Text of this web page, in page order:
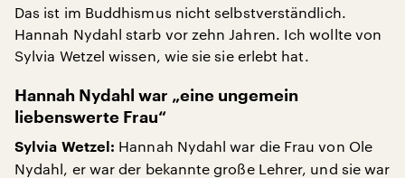
Das ist im Buddhismus nicht selbstverständlich.
Hannah Nydahl starb vor zehn Jahren. Ich wollte von
Sylvia Wetzel wissen, wie sie sie erlebt hat.
Hannah Nydahl war „eine ungemein
liebenswerte Frau“
Sylvia Wetzel: Hannah Nydahl war die Frau von Ole
Nydahl, er war der bekannte große Lehrer, und sie war